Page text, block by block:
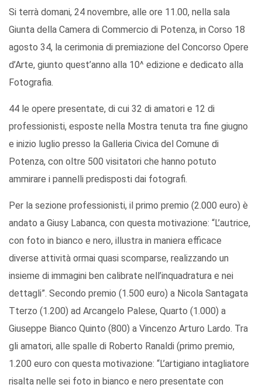
Si terrà domani, 24 novembre, alle ore 11.00, nella sala
Giunta della Camera di Commercio di Potenza, in Corso 18
agosto 34, la cerimonia di premiazione del Concorso Opere
d’Arte, giunto quest’anno alla 10^ edizione e dedicato alla
Fotografia.
44 le opere presentate, di cui 32 di amatori e 12 di
professionisti, esposte nella Mostra tenuta tra fine giugno
e inizio luglio presso la Galleria Civica del Comune di
Potenza, con oltre 500 visitatori che hanno potuto
ammirare i pannelli predisposti dai fotografi.
Per la sezione professionisti, il primo premio (2.000 euro) è
andato a Giusy Labanca, con questa motivazione: “L’autrice,
con foto in bianco e nero, illustra in maniera efficace
diverse attività ormai quasi scomparse, realizzando un
insieme di immagini ben calibrate nell’inquadratura e nei
dettagli”. Secondo premio (1.500 euro) a Nicola Santagata
Tterzo (1.200) ad Arcangelo Palese, Quarto (1.000) a
Giuseppe Bianco Quinto (800) a Vincenzo Arturo Lardo. Tra
gli amatori, alle spalle di Roberto Ranaldi (primo premio,
1.200 euro con questa motivazione: “L’artigiano intagliatore
risalta nelle sei foto in bianco e nero presentate con